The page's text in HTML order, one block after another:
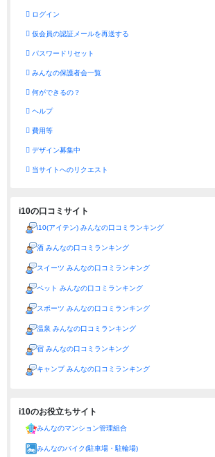
ログイン
仮会員の認証メールを再送する
パスワードリセット
みんなの保護者会一覧
何ができるの？
ヘルプ
費用等
デザイン募集中
当サイトへのリクエスト
i10の口コミサイト
i10(アイテン) みんなの口コミランキング
酒 みんなの口コミランキング
スイーツ みんなの口コミランキング
ペット みんなの口コミランキング
スポーツ みんなの口コミランキング
温泉 みんなの口コミランキング
宿 みんなの口コミランキング
キャンプ みんなの口コミランキング
i10のお役立ちサイト
みんなのマンション管理組合
みんなのバイク(駐車場・駐輪場)